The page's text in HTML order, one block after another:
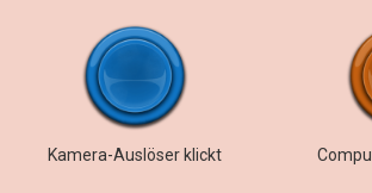
Kamera-Auslöser klickt